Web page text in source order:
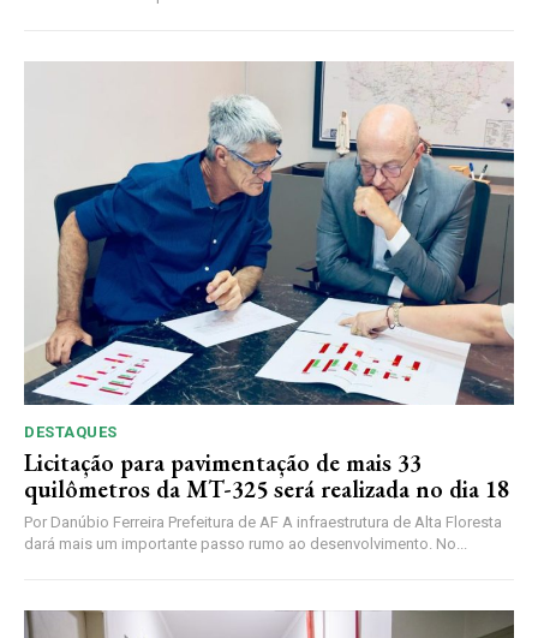
DESTAQUES
Licitação para pavimentação de mais 33
quilômetros da MT-325 será realizada no dia 18
Por Danúbio Ferreira Prefeitura de AF A infraestrutura de Alta Floresta
dará mais um importante passo rumo ao desenvolvimento. No...